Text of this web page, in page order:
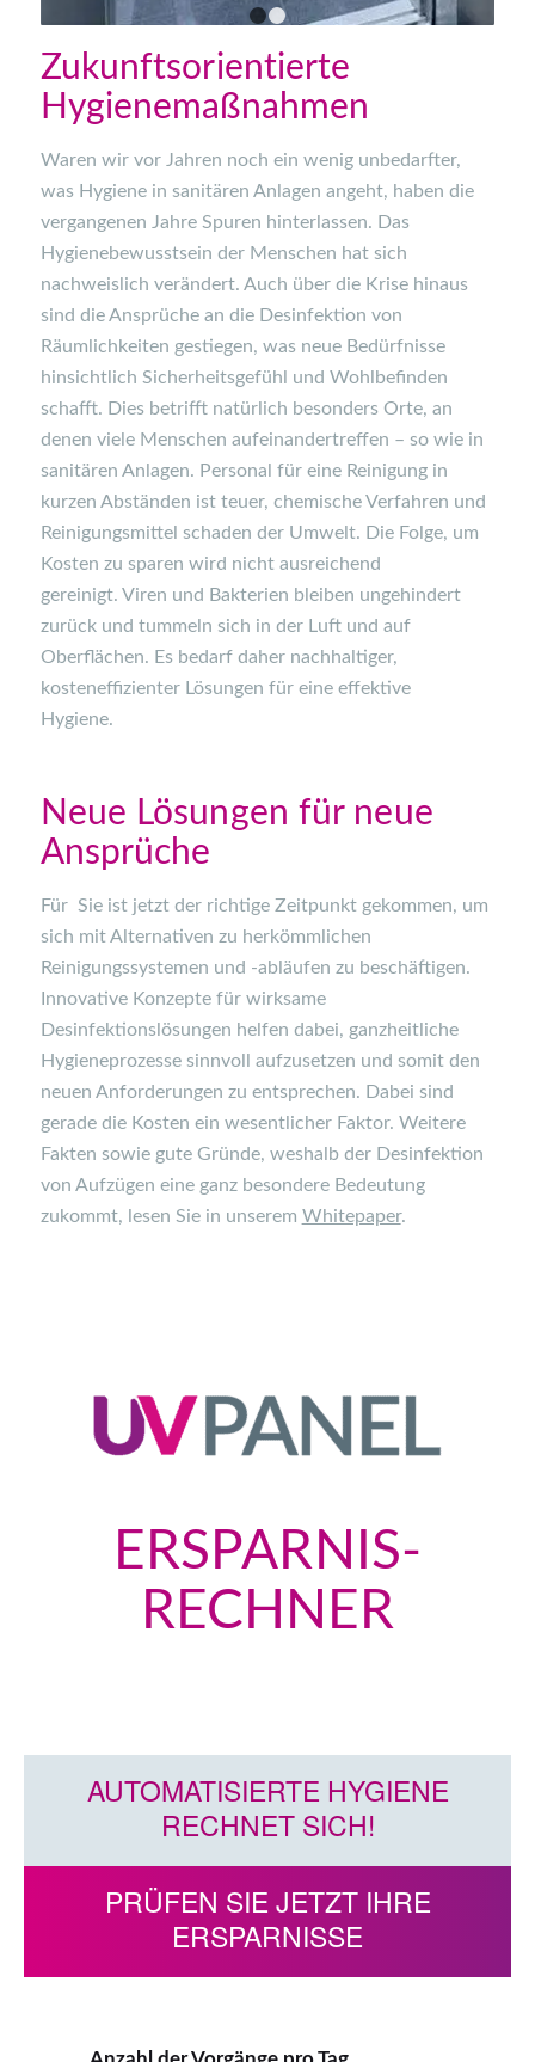
1 2
Zukunftsorientierte
Hygienemaßnahmen
Waren wir vor Jahren noch ein wenig unbedarfter,
was Hygiene in sanitären Anlagen angeht, haben die
vergangenen Jahre Spuren hinterlassen. Das
Hygienebewusstsein der Menschen hat sich
nachweislich verändert. Auch über die Krise hinaus
sind dieAnsprüche an dieDesinfektion von
Räumlichkeiten gestiegen, was neue Bedürfnisse
hinsichtlich Sicherheitsgefühl und Wohlbefinden
schafft. Dies betrifft natürlich besondersOrte, an
denen viele Menschen aufeinandertreffen – so wie in
sanitären Anlagen. Personal für eine Reinigung in
kurzen Abständen ist teuer, chemische Verfahren und
Reinigungsmittel schaden der Umwelt. Die Folge, um
Kosten zu sparen wird nicht ausreichend
gereinigt. Viren und Bakterien bleiben ungehindert
zurück und tummeln sich in der Luft und auf
Oberflächen. Es bedarf daher nachhaltiger,
kosteneffizienterLösungen für eine effektive
Hygiene.
Neue Lösungen für neue
Ansprüche
Für Sie ist jetzt der richtige Zeitpunkt gekommen, um
sich mit Alternativen zu herkömmlichen
Reinigungssystemen und -abläufen zu beschäftigen.
Innovative Konzepte für wirksame
Desinfektionslösungen helfen dabei, ganzheitliche
Hygieneprozesse sinnvoll aufzusetzen und somit den
neuen Anforderungen zu entsprechen. Dabei sind
gerade die Kosten ein wesentlicher Faktor. Weitere
Fakten sowie gute Gründe, weshalb der Desinfektion
von Aufzügen eine ganz besondere Bedeutung
zukommt, lesen Sie in unserem Whitepaper.
ERSPARNIS-
RECHNER
AUTOMATISIERTE HYGIENE
RECHNET SICH!
PRÜFEN SIE JETZT IHRE
ERSPARNISSE